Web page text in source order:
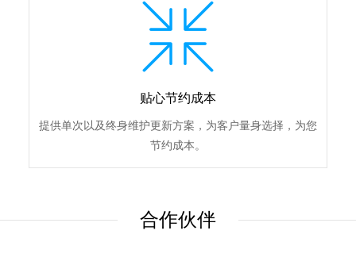
贴心节约成本
提供单次以及终身维护更新方案，为客户量身选择，为您
节约成本。
合作伙伴